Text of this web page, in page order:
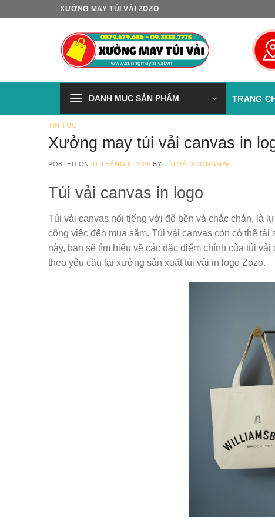
XƯỞNG MAY TÚI VẢI ZOZO
DANH MỤC SẢN PHẨM TRANG
TIN TỨC
Xưởng may túi vải canvas in
POSTED ON 11 THÁNG 8, 2025 BY TÚI VẢI XUONGMAY
Túi vải canvas in logo
Túi vải canvas nổi tiếng với độ bền và chắc chắn, là
công việc đến mua sắm. Túi vải canvas còn có thể
này, bạn sẽ tìm hiểu về các đặc điểm chính của túi
theo yêu cầu tại xưởng sản xuất túi vải in logo Zozo.